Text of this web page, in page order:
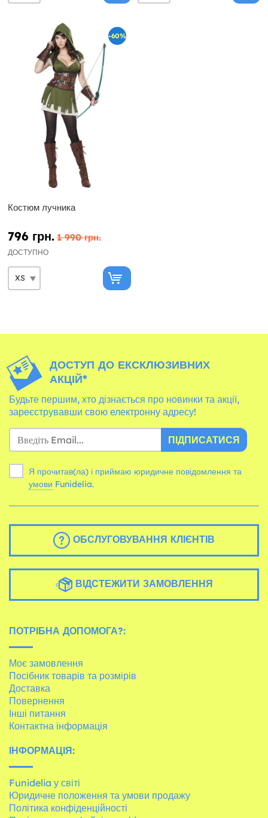
-60%
Костюм лучника
796 грн. 1 990 грн.
ДОСТУПНО
ДОСТУП ДО ЕКСКЛЮЗИВНИХ
АКЦІЙ*
Будьте першим, хто дізнається про новинки та акції,
зареєструвавши свою електронну адресу!
ПІДПИСАТИСЯ
Я прочитав(ла) і приймаю юридичне повідомлення та
умови Funidelia.
ОБСЛУГОВУВАННЯ КЛІЄНТІВ
ВІДСТЕЖИТИ ЗАМОВЛЕННЯ
ПОТРІБНА ДОПОМОГА?:
Моє замовлення
Посібник товарів та розмірів
Доставка
Повернення
Інші питання
Контактна інформація
ІНФОРМАЦІЯ:
Funidelia у світі
Юридичне положення та умови продажу
Політика конфіденційності